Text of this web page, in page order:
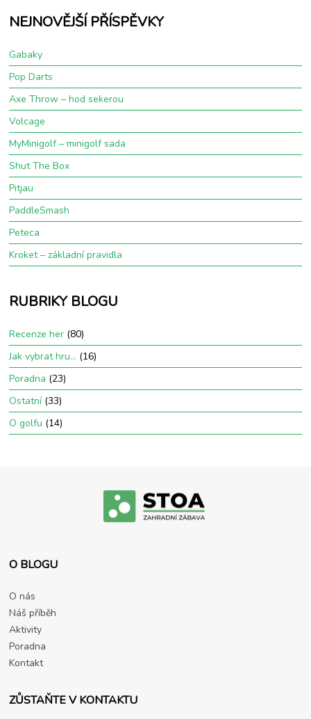
NEJNOVĚJŠÍ PŘÍSPĚVKY
Gabaky
Pop Darts
Axe Throw – hod sekerou
Volcage
MyMinigolf – minigolf sada
Shut The Box
Pitjau
PaddleSmash
Peteca
Kroket – základní pravidla
RUBRIKY BLOGU
Recenze her (80)
Jak vybrat hru… (16)
Poradna (23)
Ostatní(33)
O golfu (14)
O BLOGU
O nás
Náš příběh
Aktivity
Poradna
Kontakt
ZŮSTAŇTE V KONTAKTU